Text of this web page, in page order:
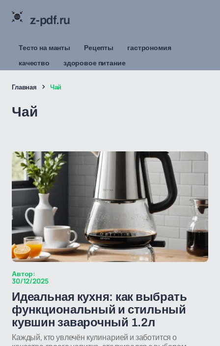
z-pdf.ru
Тесто на манты Рецепты
гастрономия
качество
здоровое питание
Главная Чай
Чай
Автор:
30/12/2025
Идеальная кухня: как выбрать
функциональный и стильный
кувшин заварочный 1.2л
Каждый, кто увлечён кулинарией и заботится о